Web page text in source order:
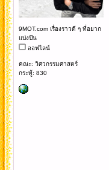
9MOT.com เรื่องราวดี ๆ ที่อยาก
แบ่งปัน
ออฟไลน์
คณะ: วิศวกรรมศาสตร์
กระทู้: 830